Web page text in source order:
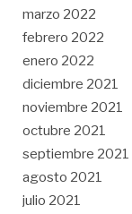
marzo 2022
febrero 2022
enero 2022
diciembre 2021
noviembre 2021
octubre 2021
septiembre 2021
agosto 2021
julio 2021